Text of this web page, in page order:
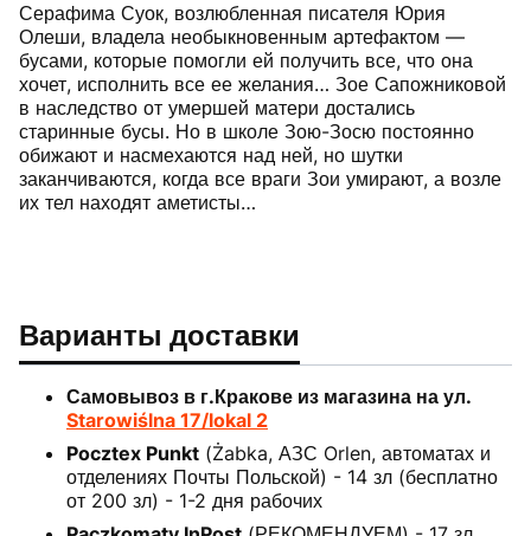
Серафима Суок, возлюбленная писателя Юрия
Олеши, владела необыкновенным артефактом —
бусами, которые помогли ей получить все, что она
хочет, исполнить все ее желания… Зое Сапожниковой
в наследство от умершей матери достались
старинные бусы. Но в школе Зою-Зосю постоянно
обижают и насмехаются над ней, но шутки
заканчиваются, когда все враги Зои умирают, а возле
их тел находят аметисты…
Варианты доставки
Самовывоз в г.Кракове из магазина на ул.
Starowiślna 17/lokal 2
Pocztex Punkt (Żabka, АЗС Orlen, автоматах и
отделениях Почты Польской) - 14 зл (бесплатно
от 200 зл) - 1-2 дня рабочих